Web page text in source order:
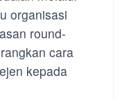
organisasi
round-
cara
kepada